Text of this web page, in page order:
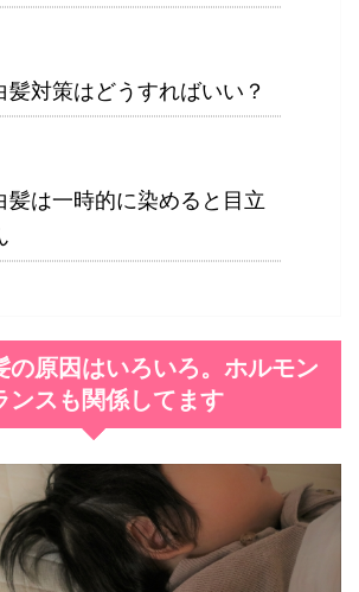
髪対策はどうすればいい？
髪は一時的に染めると目立
の原因はいろいろ。ホルモン
ンスも関係してます